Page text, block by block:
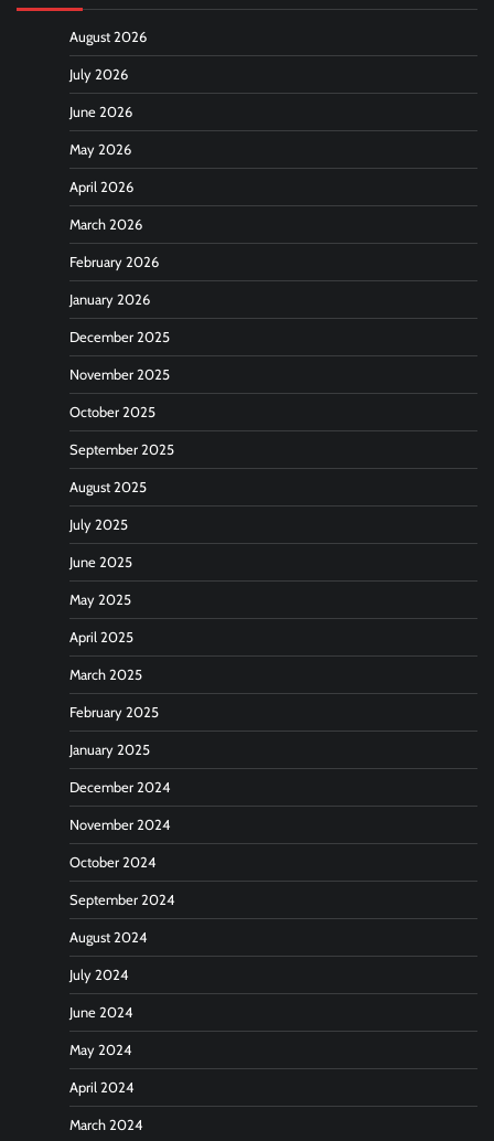
August 2026
July 2026
June 2026
May 2026
April 2026
March 2026
February 2026
January 2026
December 2025
November 2025
October 2025
September 2025
August 2025
July 2025
June 2025
May 2025
April 2025
March 2025
February 2025
January 2025
December 2024
November 2024
October 2024
September 2024
August 2024
July 2024
June 2024
May 2024
April 2024
March 2024